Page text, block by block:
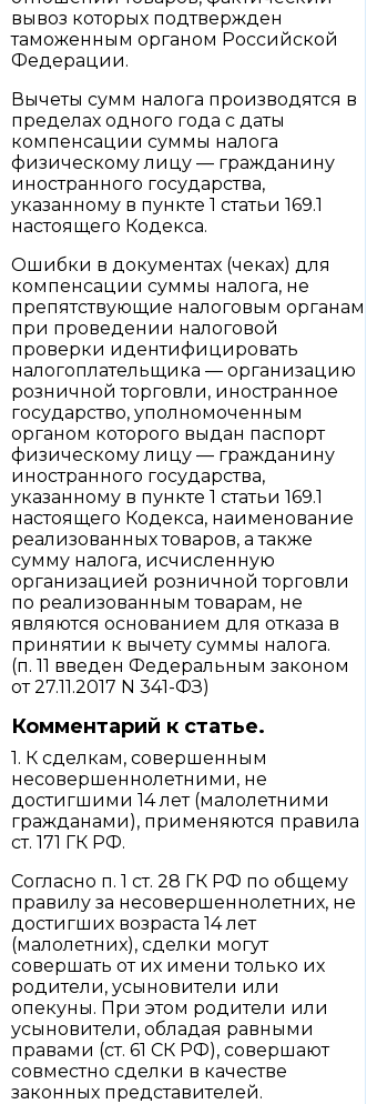
вывоз которых подтвержден
таможенным органом Российской
Федерации.
Вычеты сумм налога производятся в
пределах одного года с даты
компенсации суммы налога
физическому лицу — гражданину
иностранного государства,
указанному в пункте 1 статьи 169.1
настоящего Кодекса.
Ошибки в документах (чеках) для
компенсации суммы налога, не
препятствующие налоговым органам
при проведении налоговой
проверки идентифицировать
налогоплательщика — организацию
розничной торговли, иностранное
государство, уполномоченным
органом которого выдан паспорт
физическому лицу — гражданину
иностранного государства,
указанному в пункте 1 статьи 169.1
настоящего Кодекса, наименование
реализованных товаров, а также
сумму налога, исчисленную
организацией розничной торговли
по реализованным товарам, не
являются основанием для отказа в
принятии к вычету суммы налога.
(п. 11 введен Федеральным законом
от 27.11.2017 N 341-ФЗ)
Комментарий к статье.
1. К сделкам, совершенным
несовершеннолетними, не
достигшими 14 лет (малолетними
гражданами), применяются правила
ст. 171 ГК РФ.
Согласно п. 1 ст. 28 ГК РФ по общему
правилу за несовершеннолетних, не
достигших возраста 14 лет
(малолетних), сделки могут
совершать от их имени только их
родители, усыновители или
опекуны. При этом родители или
усыновители, обладая равными
правами (ст. 61 СК РФ), совершают
совместно сделки в качестве
законных представителей.